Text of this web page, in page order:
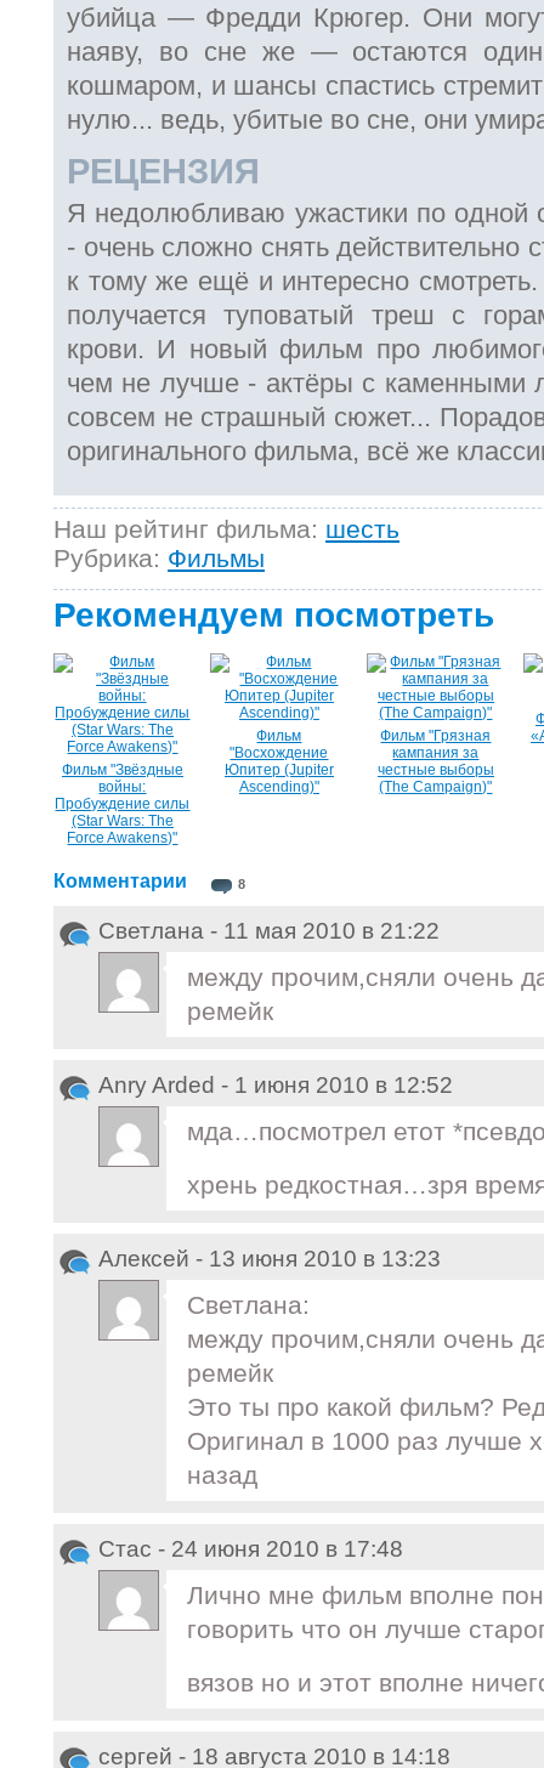
убийца — Фредди Крюгер. Они
наяву, во сне же — остаются
кошмаром, и шансы спастись
нулю... ведь, убитые во сне, они
РЕЦЕНЗИЯ
Я недолюбливаю ужастики по одной
- очень сложно снять действительно
к тому же ещё и интересно
получается туповатый треш с
крови. И новый фильм про
чем не лучше - актёры с каменными
совсем не страшный сюжет...
оригинального фильма, всё же
Наш рейтинг фильма: шесть
Рубрика: Фильмы
Рекомендуем посмотреть
Фильм "Звёздные
войны:
Пробуждение силы
(Star Wars: The
Force Awakens)"
Фильм
"Восхождение
Юпитер (Jupiter
Ascending)"
Фильм "Грязная
кампания за
честные выборы
(The Campaign)"
Комментарии 8
Светлана - 11 мая 2010 в 21:22
между прочим,сняли очень
ремейк
Anry Arded - 1 июня 2010 в 12:52
мда…посмотрел етот
хрень редкостная…зря
Алексей - 13 июня 2010 в 13:23
Светлана:
между прочим,сняли очень
ремейк
Это ты про какой фильм?
Оригинал в 1000 раз лучше
назад
Стас - 24 июня 2010 в 17:48
Лично мне фильм вполне
говорить что он лучше
вязов но и этот вполне
сергей - 18 августа 2010 в 14:18